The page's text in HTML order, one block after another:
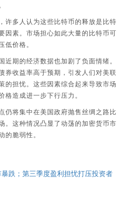
许多人认为这些比特币的释放是比特
因素。市场担心如此大量的比特币可
低价格。
近期的经济数据也加剧了负面情绪。
券收益率高于预期，引发人们对美联
的担忧。这些因素综合起来导致市场
格造成进一步下行压力。
仍将集中在美国政府抛售丝绸之路比
。这种情况凸显了动荡的加密货币市
的脆弱性。
跌；第三季度盈利担忧打压投资者